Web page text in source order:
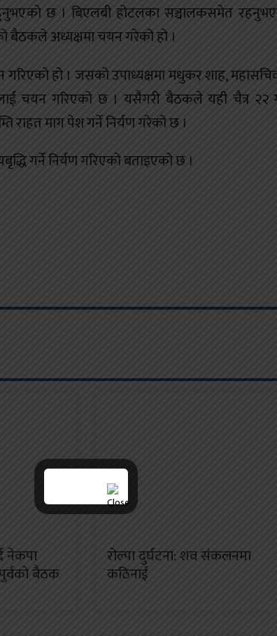
छ । बिएलबी होटलका सञ्चालकसमेत
बैठकले अध्यक्षमा चयन गरेको हो ।
हो । जसको उपाध्यक्षमा मधुकर शाह,
चयन गरिएको छ । यसैगरी बैठकले यही चैत्र २२
राहत माग पेश गर्ने निर्यण गरेको छ ।
गर्ने निर्यण गरिएको बताइएको छ ।
नेकपा
बैठक
रोल्पा दुर्घटना: शव संकलनमा
कठिनाई